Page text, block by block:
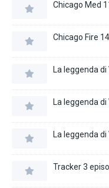
Chicago Med
Chicago Fire
La leggenda di
La leggenda di
La leggenda
Tracker 3